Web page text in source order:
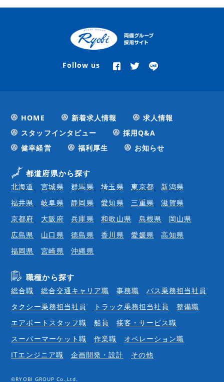
Follow us
HOME 新着求人情報
求人情報
スタッフインタビュー
採用Q&A
健幸経営
福利厚生 お知らせ
都道府県から探す
北海道 宮城県 群馬県 埼玉県 東京都
新潟県
福井県
岐阜県 静岡県 愛知県 三重県
滋賀県
京都府
大阪府 兵庫県 和歌山県 島根県
岡山県
広島県
山口県 徳島県 香川県 愛媛県
高知県
福岡県
宮崎県 沖縄県
職種から探す
総合職 総合交通キャリア職 事務職
バス乗務担当社員
タクシー乗務担当社員
トラック乗務担当社員
整備職
エアポートスタッフ職
船員
接客・サービス職
スーパーマーケット職
作業職
オペレーション職
ITエンジニア職
企画開発・設計 その他
©RYOBI GROUP Co.,Ltd.